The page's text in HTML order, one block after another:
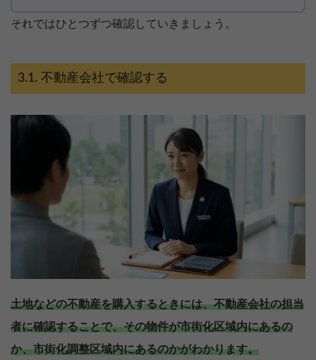
それではひとつずつ確認していきましょう。
不動産会社で確認する
土地などの不動産を購入するときには、不動産会社の担当
者に確認することで、その物件が市街化区域内にあるの
か、市街化調整区域内にあるのかがわかります。